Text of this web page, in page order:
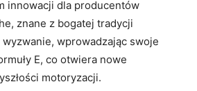
innowacji dla producentów
znane z bogatej tradycji
wprowadzając swoje
E, co otwiera nowe
motoryzacji.